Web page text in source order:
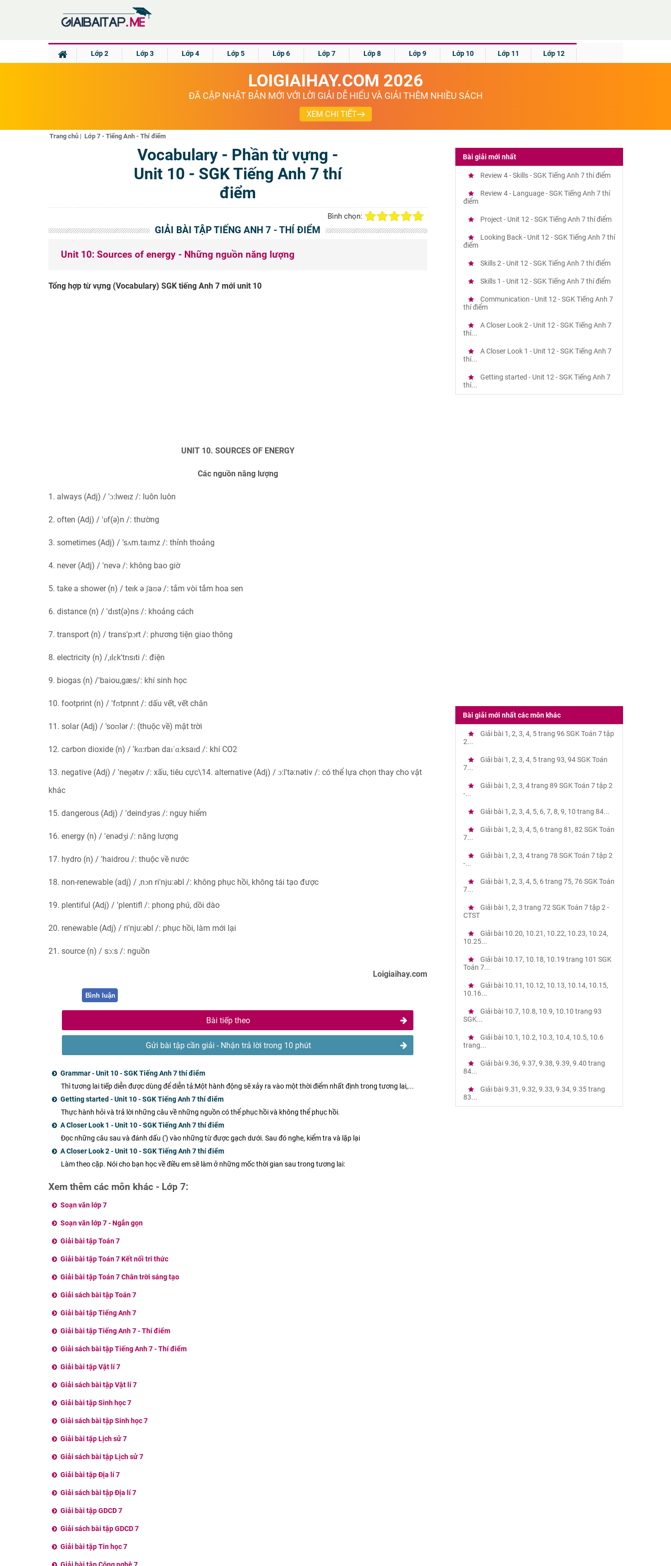
Lớp 2 Lớp 3 Lớp 4 Lớp 5 Lớp 6 Lớp 7 Lớp 8 Lớp 9 Lớp 10 Lớp 11 Lớp 12
LOIGIAIHAY.COM 2026
ĐÃ CẬP NHẬT BẢN MỚI VỚI LỜI GIẢI DỄ HIỂU VÀ GIẢI THÊM NHIỀU SÁCH
XEM CHI TIẾT
Trang chủ| Lớp 7 - Tiếng Anh - Thí điểm
Vocabulary - Phần từ vựng -
Unit 10 - SGK Tiếng Anh 7 thí
điểm
Bình chọn:
GIẢI BÀI TẬP TIẾNG ANH 7 - THÍ ĐIỂM
Unit 10: Sources of energy - Những nguồn năng lượng
Tổng hợp từ vựng (Vocabulary) SGK tiếng Anh 7 mới unit 10
UNIT 10. SOURCES OF ENERGY
Các nguồn năng lượng
1. always (Adj) / 'ɔːlweɪz /: luôn luôn
2. often (Adj) / 'ɒf(ə)n /: thường
3. sometimes (Adj) / 'sʌm.taɪmz /: thỉnh thoảng
4. never (Adj) / 'nevə /: không bao giờ
5. take a shower (n) / teɪk ə ʃaʊə /: tắm vòi tắm hoa sen
6. distance (n) / 'dɪst(ə)ns /: khoảng cách
7. transport (n) / trans'pɔrt /: phương tiện giao thông
8. electricity (n) /,ɪlɛk'trɪsɪti /: điện
9. biogas (n) /'baiou,gæs/: khí sinh học
10. footprint (n) / 'fʊtprɪnt /: dấu vết, vết chân
11. solar (Adj) / 'soʊlər /: (thuộc về) mặt trời
12. carbon dioxide (n) / 'kɑːrbən daɪˈɑːksaɪd /: khí CO2
13. negative (Adj) / 'neɡətɪv /: xấu, tiêu cực\14. alternative (Adj) / ɔ:l'tə:nətiv /: có thể lựa chọn thay cho vật
khác
15. dangerous (Adj) / 'deindʒrəs /: nguy hiểm
16. energy (n) / 'enədʒi /: năng lượng
17. hydro (n) / 'haidrou /: thuộc về nước
18. non-renewable (adj) / ,nɔn ri'nju:əbl /: không phục hồi, không tái tạo được
19. plentiful (Adj) / 'plentifl /: phong phú, dồi dào
20. renewable (Adj) / ri'nju:əbl /: phục hồi, làm mới lại
21. source (n) / sɔ:s /: nguồn
Loigiaihay.com
Bình luận
Bài tiếp theo
Gửi bài tập cần giải - Nhận trả lời trong 10 phút
Grammar - Unit 10 - SGK Tiếng Anh 7 thí điểm
Thì tương lai tiếp diễn được dùng để diễn tả:Một hành động sẽ xảy ra vào một thời điểm nhất định trong tương lai,...
Getting started - Unit 10 - SGK Tiếng Anh 7 thí điểm
Thực hành hỏi và trả lời những câu về những nguồn có thể phục hồi và không thể phục hồi.
A Closer Look 1 - Unit 10 - SGK Tiếng Anh 7 thí điểm
Đọc những câu sau và đánh dấu (') vào những từ được gạch dưới. Sau đó nghe, kiểm tra và lặp lại
A Closer Look 2 - Unit 10 - SGK Tiếng Anh 7 thí điểm
Làm theo cặp. Nói cho bạn học về điều em sẽ làm ở những mốc thời gian sau trong tương lai:
Xem thêm các môn khác - Lớp 7:
Soạn văn lớp 7
Soạn văn lớp 7 - Ngắn gọn
Giải bài tập Toán 7
Giải bài tập Toán 7 Kết nối tri thức
Giải bài tập Toán 7 Chân trời sáng tạo
Giải sách bài tập Toán 7
Giải bài tập Tiếng Anh 7
Giải bài tập Tiếng Anh 7 - Thí điểm
Giải sách bài tập Tiếng Anh 7 - Thí điểm
Giải bài tập Vật lí 7
Giải sách bài tập Vật lí 7
Giải bài tập Sinh học 7
Giải sách bài tập Sinh học 7
Giải bài tập Lịch sử 7
Giải sách bài tập Lịch sử 7
Giải bài tập Địa lí 7
Giải sách bài tập Địa lí 7
Giải bài tập GDCD 7
Giải sách bài tập GDCD 7
Giải bài tập Tin học 7
Giải bài tập Công nghệ 7
Bài giải mới nhất
Review 4 - Skills - SGK Tiếng Anh 7 thí điểm
Review 4 - Language - SGK Tiếng Anh 7 thí
điểm
Project - Unit 12 - SGK Tiếng Anh 7 thí điểm
Looking Back - Unit 12 - SGK Tiếng Anh 7 thí
điểm
Skills 2 - Unit 12 - SGK Tiếng Anh 7 thí điểm
Skills 1 - Unit 12 - SGK Tiếng Anh 7 thí điểm
Communication - Unit 12 - SGK Tiếng Anh 7
thí điểm
A Closer Look 2 - Unit 12 - SGK Tiếng Anh 7
thí...
A Closer Look 1 - Unit 12 - SGK Tiếng Anh 7
thí...
Getting started - Unit 12 - SGK Tiếng Anh 7
thí...
Bài giải mới nhất các môn khác
Giải bài 1, 2, 3, 4, 5 trang 96 SGK Toán 7 tập
2...
Giải bài 1, 2, 3, 4, 5 trang 93, 94 SGK Toán
7...
Giải bài 1, 2, 3, 4 trang 89 SGK Toán 7 tập 2
-...
Giải bài 1, 2, 3, 4, 5, 6, 7, 8, 9, 10 trang 84...
Giải bài 1, 2, 3, 4, 5, 6 trang 81, 82 SGK Toán
7...
Giải bài 1, 2, 3, 4 trang 78 SGK Toán 7 tập 2
-...
Giải bài 1, 2, 3, 4, 5, 6 trang 75, 76 SGK Toán
7...
Giải bài 1, 2, 3 trang 72 SGK Toán 7 tập 2 -
CTST
Giải bài 10.20, 10.21, 10.22, 10.23, 10.24,
10.25...
Giải bài 10.17, 10.18, 10.19 trang 101 SGK
Toán 7...
Giải bài 10.11, 10.12, 10.13, 10.14, 10.15,
10.16...
Giải bài 10.7, 10.8, 10.9, 10.10 trang 93
SGK...
Giải bài 10.1, 10.2, 10.3, 10.4, 10.5, 10.6
trang...
Giải bài 9.36, 9.37, 9.38, 9.39, 9.40 trang
84...
Giải bài 9.31, 9.32, 9.33, 9.34, 9.35 trang
83...